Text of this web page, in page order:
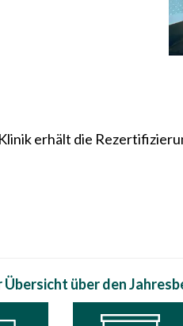
erhält die
Übersicht über den